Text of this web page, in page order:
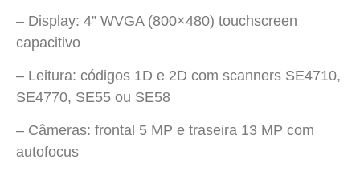
– Display: 4” WVGA (800×480) touchscreen
capacitivo
– Leitura: códigos 1D e 2D com scanners SE4710,
SE4770, SE55 ou SE58
– Câmeras: frontal 5 MP e traseira 13 MP com
autofocus